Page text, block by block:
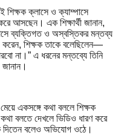
শিক্ষক ক্লাসে ও ক্যাম্পাসে
আসছেন। এক শিক্ষার্থী জানান,
ব্যক্তিগত ও অস্বস্তিকর মন্তব্য
শিক্ষক তাকে বলেছিলেন—
না।” এ ধরনের মন্তব্যে তিনি
একসঙ্গে কথা বললে শিক্ষক
বলতে দেখলে ভিডিও ধারণ করে
দিতেন বলেও অভিযোগ ওঠে।